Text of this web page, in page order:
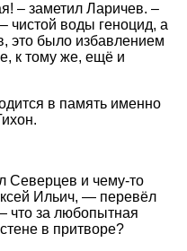
– заметил Ларичев. –
чистой воды геноцид, а
это было избавлением
к тому же, ещё и
в память именно
Северцев и чему-то
Ильич, — перевёл
что за любопытная
в притворе?